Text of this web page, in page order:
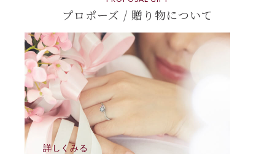
プロポーズ / 贈り物について
詳しくみる